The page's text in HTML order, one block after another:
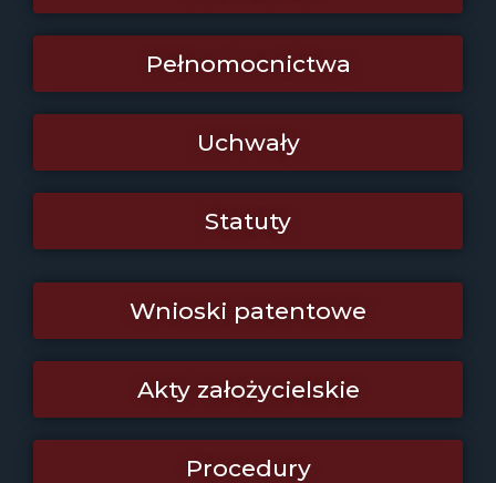
Pełnomocnictwa
Uchwały
Statuty
Wnioski patentowe
Akty założycielskie
Procedury